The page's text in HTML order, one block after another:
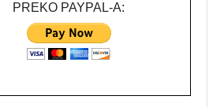
PREKO PAYPAL-A: